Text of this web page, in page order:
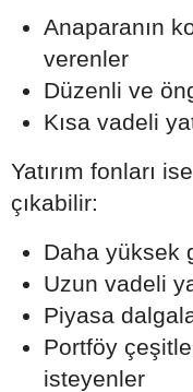
Anaparanın
verenler
Düzenli ve
Kısa vadeli
Yatırım fonları
çıkabilir:
Daha yüksek
Uzun vadeli
Piyasa
Portföy
isteyenler